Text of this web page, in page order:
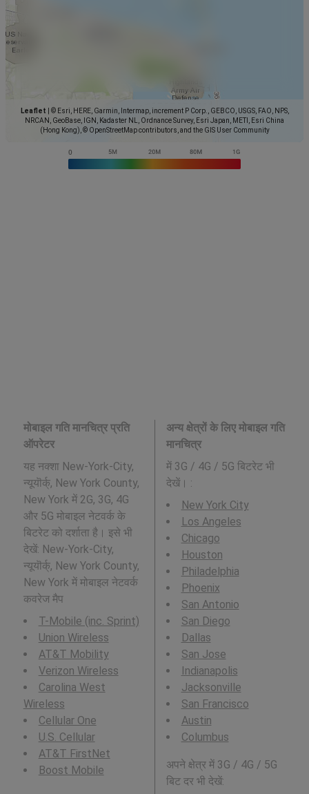
Leaflet
© Esri, HERE, Garmin, Intermap, increment P Corp., GEBCO, USGS, FAO, NPS,
NRCAN, GeoBase, IGN, Kadaster NL, Ordnance Survey, Esri Japan, METI, Esri China
(Hong Kong), © OpenStreetMap contributors, and the GIS User Community
मोबाइल गति मानचित्र प्रति
ऑपरेटर
यह नक्शा New-York-City,
न्यूयॊर्क्, New York County,
New York में 2G, 3G, 4G
और 5G मोबाइल नेटवर्क के
बिटरेट को दर्शाता है। इसे भी
देखें: New-York-City,
न्यूयॊर्क्, New York County,
New York में मोबाइल नेटवर्क
कवरेज मैप
T-Mobile (inc. Sprint)
Union Wireless
AT&T Mobility
Verizon Wireless
Carolina West
Wireless
Cellular One
U.S. Cellular
AT&T FirstNet
Boost Mobile
अन्य क्षेत्रों के लिए मोबाइल गति
मानचित्र
में 3G / 4G / 5G बिटरेट भी
देखें। :
New York City
Los Angeles
Chicago
Houston
Philadelphia
Phoenix
San Antonio
San Diego
Dallas
San Jose
Indianapolis
Jacksonville
San Francisco
Austin
Columbus
अपने क्षेत्र में 3G / 4G / 5G
बिट दर भी देखें: